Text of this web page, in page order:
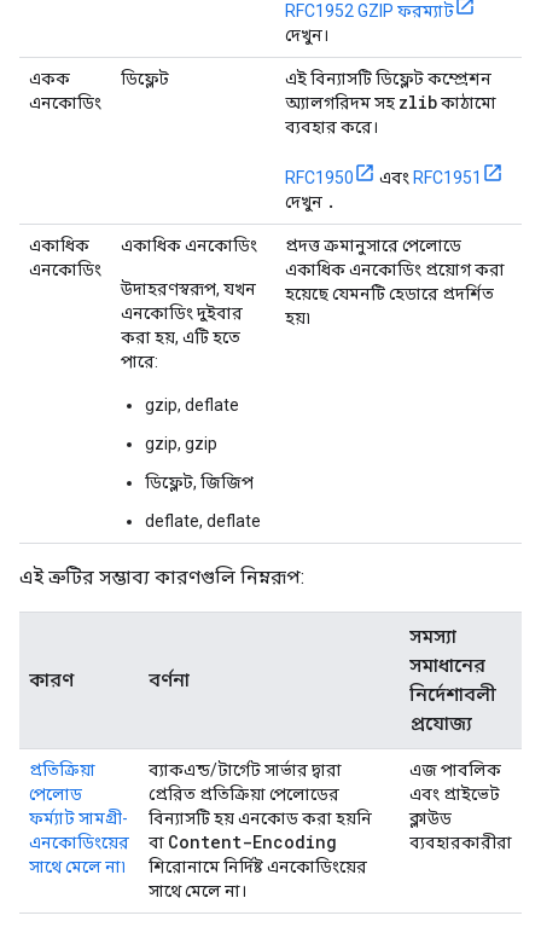
RFC1952 GZIP ফরম্যাট
দেখুন।
একক
এনকোডিং
ডিফ্লেট
এই বিন্যাসটি ডিফ্লেট কম্প্রেশন
অ্যালগরিদম সহ zlibকাঠামো
ব্যবহার করে।
RFC1950 এবং RFC1951
দেখুন .
একাধিক
এনকোডিং
একাধিক এনকোডিং
উদাহরণস্বরূপ, যখন
এনকোডিং দুইবার
করা হয়, এটি হতে
পারে:
gzip, deflate
gzip, gzip
ডিফ্লেট, জিজিপ
deflate, deflate
প্রদত্ত ক্রমানুসারে পেলোডে
একাধিক এনকোডিং প্রয়োগ করা
হয়েছে যেমনটি হেডারে প্রদর্শিত
হয়৷
এই ত্রুটির সম্ভাব্য কারণগুলি নিম্নরূপ:
কারণ বর্ণনা
সমস্যা
সমাধানের
নির্দেশাবলী
প্রযোজ্য
প্রতিক্রিয়া
পেলোড
ফর্ম্যাট সামগ্রী-
এনকোডিংয়ের
সাথে মেলে না৷
ব্যাকএন্ড/টার্গেট সার্ভার দ্বারা
প্রেরিত প্রতিক্রিয়া পেলোডের
বিন্যাসটি হয় এনকোড করা হয়নি
বা Content-Encoding
শিরোনামে নির্দিষ্ট এনকোডিংয়ের
সাথে মেলে না।
এজ পাবলিক
এবং প্রাইভেট
ক্লাউড
ব্যবহারকারীরা